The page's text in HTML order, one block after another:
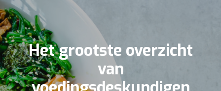
Het grootste overzicht
van